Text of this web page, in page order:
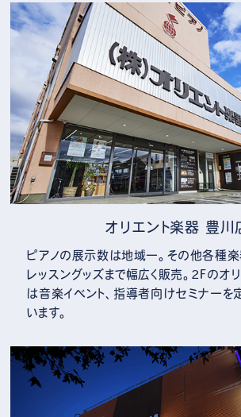
オリエント楽器 豊川
ピアノの展示数は地域一。その他各種楽
レッスングッズまで幅広く販売。2Fのオ
は音楽イベント、指導者向けセミナーを
います。